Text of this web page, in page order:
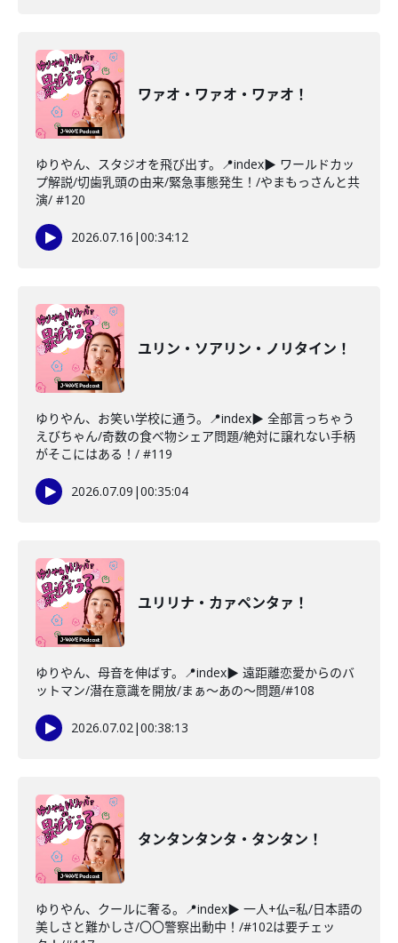
ワァオ・ワァオ・ワァオ！
ゆりやん、スタジオを飛び出す。📍index▶ ワールドカッ
プ解説/切歯乳頭の由来/緊急事態発生！/やまもっさんと共
演/ #120
2026.07.16 |00:34:12
ユリン・ソアリン・ノリタイン！
ゆりやん、お笑い学校に通う。📍index▶ 全部言っちゃう
えびちゃん/奇数の食べ物シェア問題/絶対に譲れない手柄
がそこにはある！/ #119
2026.07.09 |00:35:04
ユリリナ・カァペンタァ！
ゆりやん、母音を伸ばす。📍index▶ 遠距離恋愛からのバ
ットマン/潜在意識を開放/まぁ～あの～問題/#108
2026.07.02|00:38:13
タンタンタンタ・タンタン！
ゆりやん、クールに奢る。📍index▶ 一人+仏=私/日本語の
美しさと難かしさ/〇〇警察出動中！/#102は要チェッ